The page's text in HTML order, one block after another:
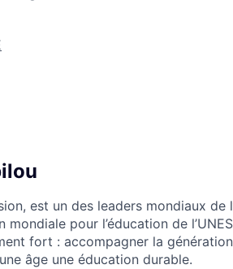
est un des leaders mondiaux
pour l’éducation de
fort : accompagner la
âge une éducation durable.